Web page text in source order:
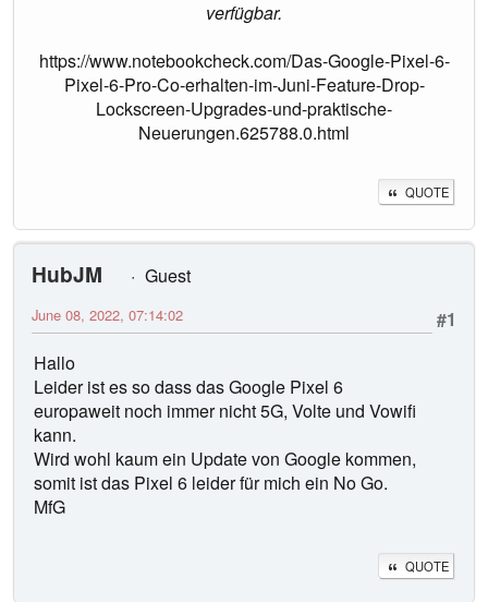
verfügbar.
https://www.notebookcheck.com/Das-Google-Pixel-6-
Pixel-6-Pro-Co-erhalten-im-Juni-Feature-Drop-
Lockscreen-Upgrades-und-praktische-
Neuerungen.625788.0.html
QUOTE
HubJM
Guest
#1
June 08, 2022, 07:14:02
Hallo
Leider ist es so dass das Google Pixel 6
europaweit noch immer nicht 5G, Volte und Vowifi
kann.
Wird wohl kaum ein Update von Google kommen,
somit ist das Pixel 6 leider für mich ein No Go.
MfG
QUOTE